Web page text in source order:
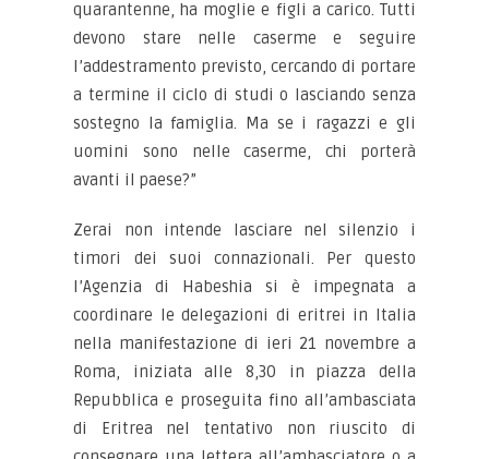
quarantenne, ha moglie e figli a carico. Tutti
devono stare nelle caserme e seguire
l’addestramento previsto, cercando di portare
a termine il ciclo di studi o lasciando senza
sostegno la famiglia. Ma se i ragazzi e gli
uomini sono nelle caserme, chi porterà
avanti il paese?”
Zerai non intende lasciare nel silenzio i
timori dei suoi connazionali. Per questo
l’Agenzia di Habeshia si è impegnata a
coordinare le delegazioni di eritrei in Italia
nella manifestazione di ieri 21 novembre a
Roma, iniziata alle 8,30 in piazza della
Repubblica e proseguita fino all’ambasciata
di Eritrea nel tentativo non riuscito di